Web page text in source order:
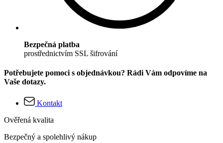
Bezpečná platba
prostřednictvím SSL šifrování
Potřebujete pomoci s objednávkou? Rádi Vám odpovíme na
Vaše dotazy.
Kontakt
Ověřená kvalita
Bezpečný a spolehlivý nákup